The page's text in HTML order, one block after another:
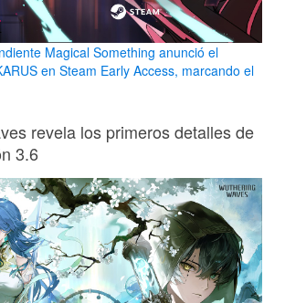
Magical Something anunció el
en Steam Early Access, marcando el
revela los primeros detalles de
3.6